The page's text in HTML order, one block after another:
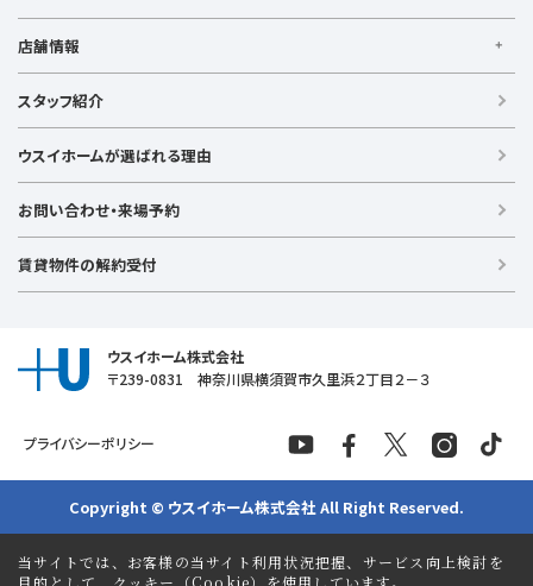
事業用賃貸
【買う】
新築戸建て
土地
投資物件
ラグジュアリー物件
【売る】
店舗情報
【横浜エリア】
金沢文庫店
上大岡店 戸塚店 新横浜店
港北ニュータウン店
【湘南エリア】
追浜店
衣笠店
横須賀中央店
スタッフ紹介
ウスイホームが選ばれる理由
お問い合わせ・来場予約
賃貸物件の解約受付
ウスイホーム株式会社
〒239-0831 神奈川県横須賀市久里浜２丁目２－３
プライバシーポリシー
Copyright © ウスイホーム株式会社 All Right Reserved.
当サイトでは、お客様の当サイト利用状況把握、サービス向上検討を
目的として、クッキー（Cookie）を使用しています。